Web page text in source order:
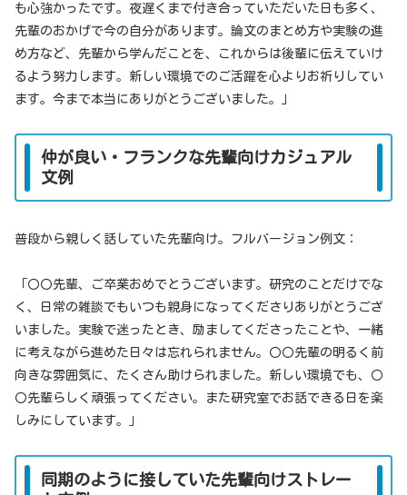
も心強かったです。夜遅くまで付き合っていただいた日も多く、
先輩のおかげで今の自分があります。論文のまとめ方や実験の進
め方など、先輩から学んだことを、これからは後輩に伝えていけ
るよう努力します。新しい環境でのご活躍を心よりお祈りしてい
ます。今まで本当にありがとうございました。」
仲が良い・フランクな先輩向けカジュアル
文例
普段から親しく話していた先輩向け。フルバージョン例文：
「〇〇先輩、ご卒業おめでとうございます。研究のことだけでな
く、日常の雑談でもいつも親身になってくださりありがとうござ
いました。実験で迷ったとき、励ましてくださったことや、一緒
に考えながら進めた日々は忘れられません。〇〇先輩の明るく前
向きな雰囲気に、たくさん助けられました。新しい環境でも、〇
〇先輩らしく頑張ってください。また研究室でお話できる日を楽
しみにしています。」
同期のように接していた先輩向けストレー